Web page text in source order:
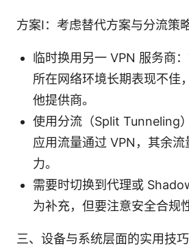
方案I：考虑替代方案与分流策
临时换用另一 VPN 服务商
所在网络环境长期表现不佳
他提供商。
使用分流（Split Tunneling
应用流量通过 VPN，其余
力。
需要时切换到代理或
为补充，但要注意安全合规性
三、设备与系统层面的实用技